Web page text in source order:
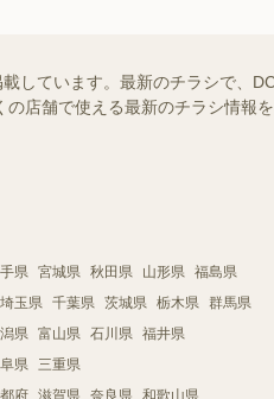
しています。最新のチラシで、
店舗で使える最新のチラシ情報
県 宮城県 秋田県 山形県 福島県
埼玉県 千葉県 茨城県 栃木県 群馬県
県 富山県 石川県 福井県
県 三重県
府 滋賀県 奈良県 和歌山県